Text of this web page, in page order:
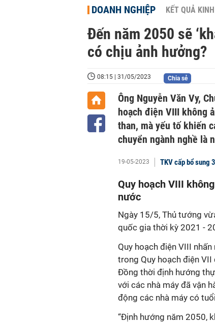
DOANH NGHIỆP KẾT QUẢ
Đến năm 2050 sẽ
có chịu ảnh hưởng?
08:15 | 31/05/2023 Chia sẻ
Ông Nguyễn Văn Vy,
hoạch điện VIII không
than, mà yếu tố khiến
chuyển ngành nghề là
19-05-2023 TKV cấp bổ sung
Quy hoạch VIII
nước
Ngày 15/5, Thủ tướng
quốc gia thời kỳ 2021 -
Quy hoạch điện VIII
trong Quy hoạch điện
Đồng thời định hướng
với các nhà máy đã vận
động các nhà máy có
“Định hướng năm 2050,